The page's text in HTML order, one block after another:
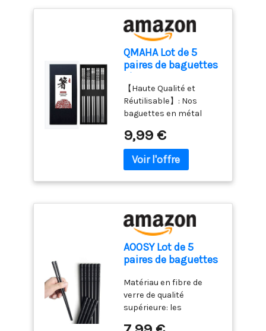
facilement plié pour être
rangé. Grâce à la finition
magnétique ou au trou
de suspension au dos,
l'attacher à votre four ou
à votre réfrigérateur ou
le suspendre n'importe
où. Après utilisation, il
suffit d'essuyer ou de
rincer la sonde
remplir fréquemment
les bols. Convient aux
chiens de petite et
moyenne taille et aux
grands chats. 🌟
amovible・Nettoyage
impeccable】Les bols
se détachent de la base
en bambou. Les bols en
céramique passent au
lave-vaisselle, tandis que
la base se nettoie
séparément, ce qui
de saleté et facilite
l'entretien. 🌟
【Esthétique et
praticité】La conception
à fond plat s'adapte aux
habitudes alimentaires
des chats et des petits
chiens, tandis que son
aspect moderne et
sauce soja, la moutarde,
la sauce tomate, l'huile
d'olive, la sauce et plus
encore. Le petit bol peut
être facilement placé
sur le plat principal pour
éviter les taches,
empêcher la sauce
d'humidifier les aliments
croustillant.
ESTHÉTIQUE DE LA
VAISSELLE - Le bol à
partir de céramique
avec un vernis lisse et
raffiné. Sa forme ovale
minimaliste dégage une
élégance
contemporaine et
avec divers styles de
vaisselle pour rehausser
l'expérience culinaire.
SOLIDE ET DURABLE - Le
vinaigre, peut également
être servi un plat froid,
un kimchi, etc. 💡🎈Un
excellent cadeau de
pendaison de
crémaillère, parfait pour
💡🎈Une taille adorable
pour les condiments, les
épices et même les
bijoux, Livré avec 6
modèles de chats
différents dans le
centre.
QMAHA Lot de 5
paires de baguettes
acier inoxydable -
Passe au lave-
vaisselle -
Baguettes
japonaises gravées
laser - Coffret
cadeau
Noël/anniversaire
【Haute Qualité et
Réutilisable】: Nos
baguettes en métal
fabriquées en acier
inoxydable 304 de haute
qualité, qui est solide et
baguettes en acier
inoxydable sont saines
et presque
indestructibles.
【Profitez de Manger
avec des Baguettes】:
long et 0,7 cm (0,27
pouce) de large, nos
baguettes en acier
inoxydable pèsent 30 g
9,99 €
AOOSY Lot de 5
paires de baguettes
réutilisables en
alliage japonais
antidérapant
Matériau en fibre de
verre de qualité
supérieure: les